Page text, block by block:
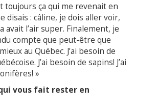
toujours ça qui me revenait en
disais : câline, je dois aller voir,
avait l’air super. Finalement, je
compte que peut-être que
au Québec. J’ai besoin de
J’ai besoin de sapins! J’ai
»
vous fait rester en